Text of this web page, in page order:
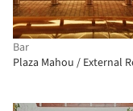
Bar
Plaza Mahou / External